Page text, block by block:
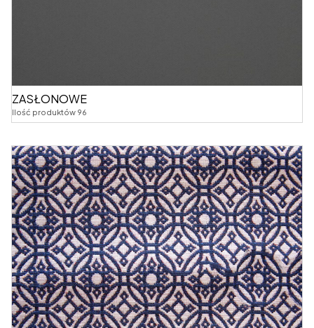
ZASŁONOWE
Ilość produktów 96